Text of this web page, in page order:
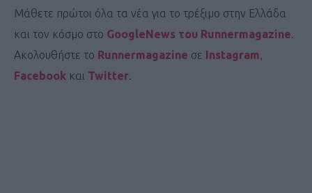
Μάθετε πρώτοι όλα τα νέα για το τρέξιμο στην Ελλάδα
και τον κόσμο στο GoogleNews του Runnermagazine.
Ακολουθήστε το Runnermagazine σε Instagram,
Facebook και Twitter.